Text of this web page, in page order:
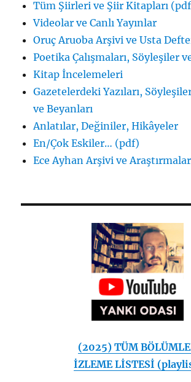
Tüm Şiirleri ve Şiir Kitapları
Videolar ve Canlı Yayınlar
Oruç Aruoba Arşivi ve Usta
Poetika Çalışmaları, Söyleşiler
Kitap İncelemeleri
Gazetelerdeki Yazıları,
ve Beyanları
Anlatılar, Değiniler, Hikâyeler
En/Çok Eskiler… (pdf)
Ece Ayhan Arşivi ve
(2025) TÜM
İZLEME LİSTESİ